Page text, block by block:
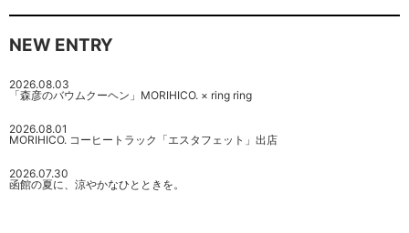
NEW ENTRY
2026.08.03
「森彦のバウムクーヘン」MORIHICO. × ring ring
2026.08.01
MORIHICO. コーヒートラック「エスタフェット」出店
2026.07.30
函館の夏に、涼やかなひとときを。